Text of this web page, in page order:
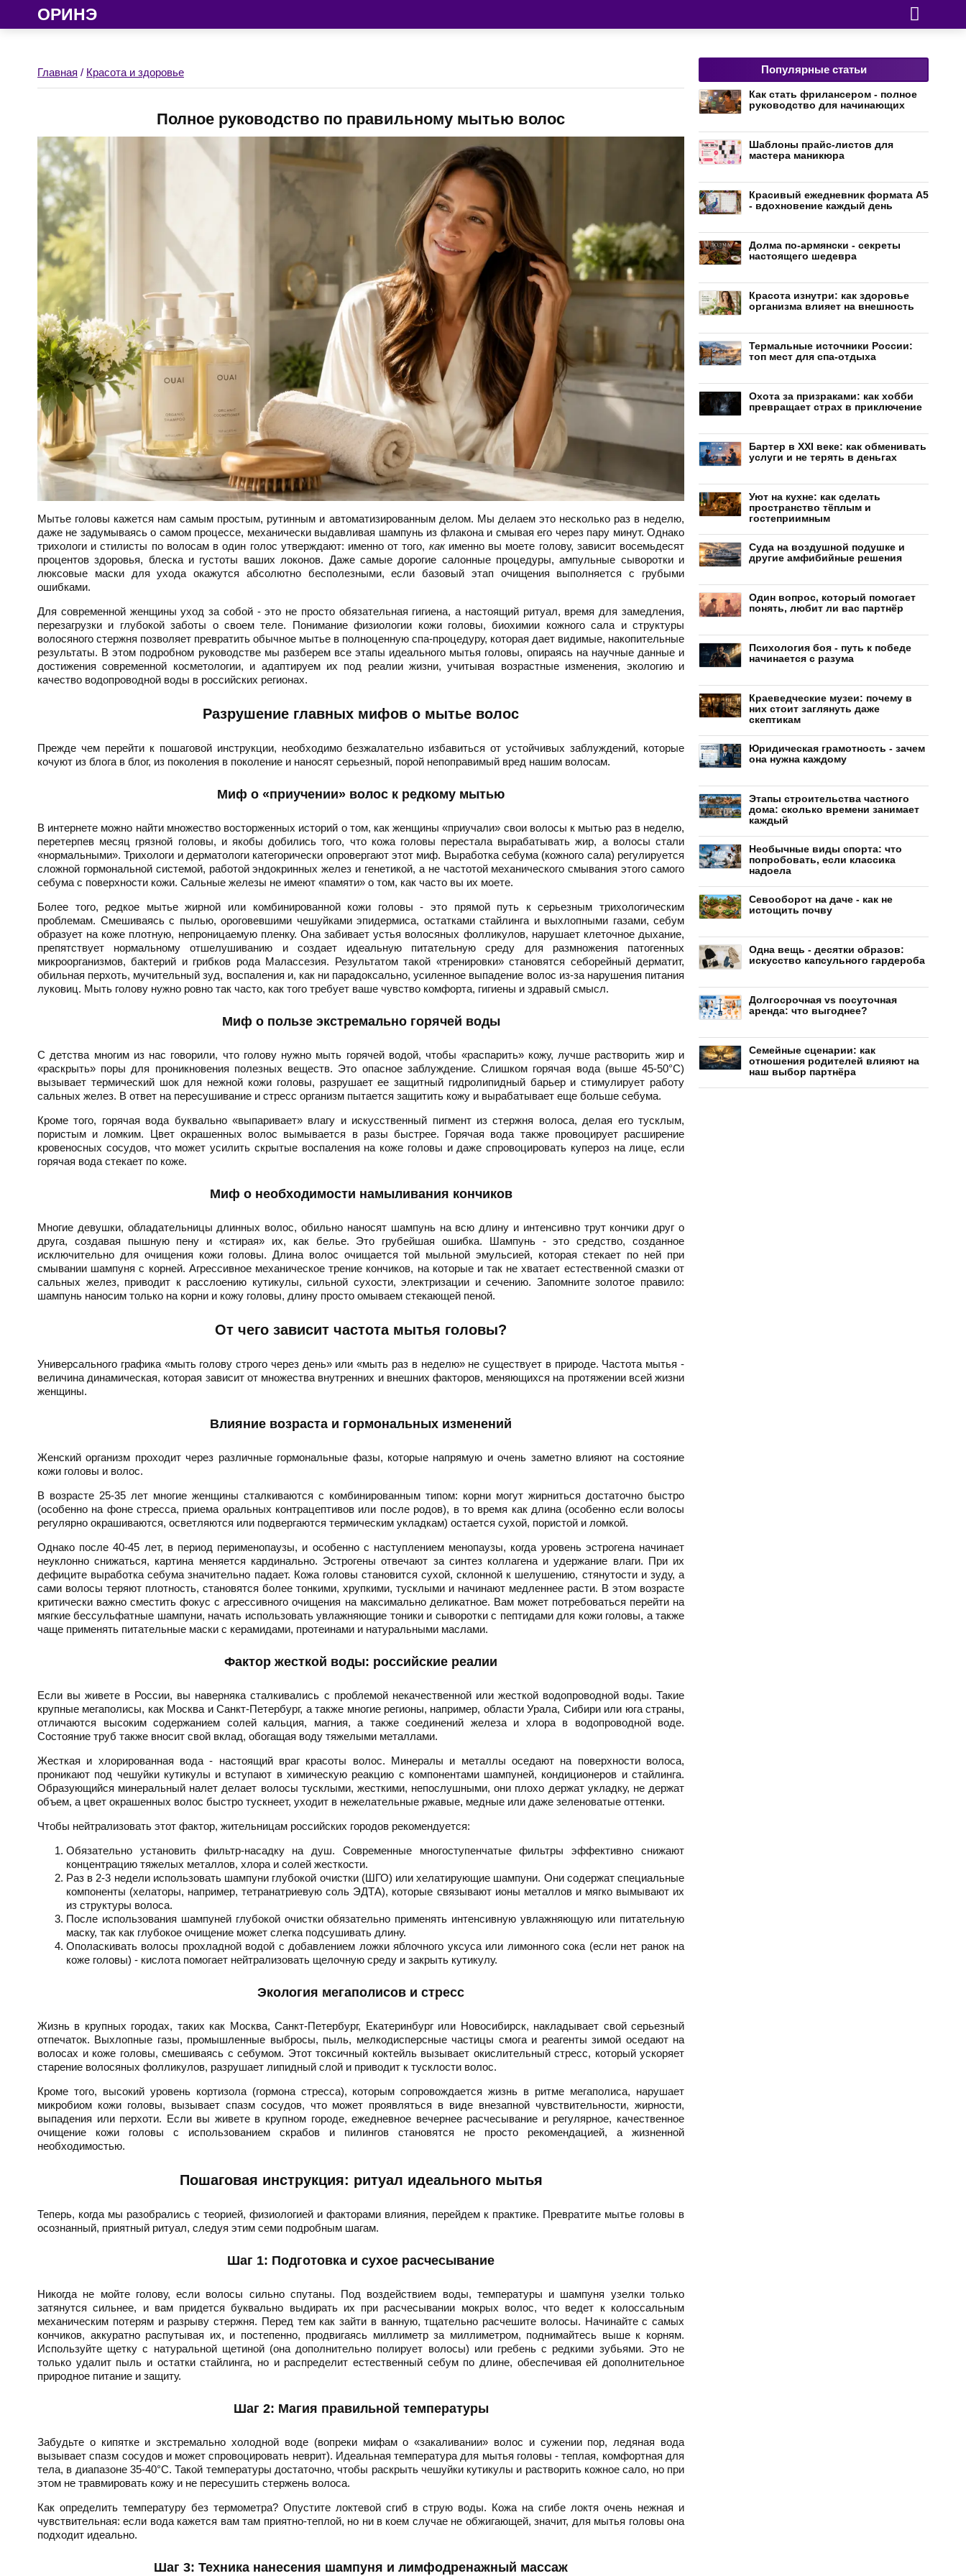
ОРИНЭ
Главная / Красота и здоровье
Полное руководство по правильному мытью волос
Мытье головы кажется нам самым простым, рутинным и автоматизированным делом. Мы делаем это несколько раз в неделю,
даже не задумываясь о самом процессе, механически выдавливая шампунь из флакона и смывая его через пару минут. Однако
трихологи и стилисты по волосам в один голос утверждают: именно от того, какименно вы моете голову, зависит восемьдесят
процентов здоровья, блеска и густоты ваших локонов. Даже самые дорогие салонные процедуры, ампульные сыворотки и
люксовые маски для ухода окажутся абсолютно бесполезными, если базовый этап очищения выполняется с грубыми
ошибками.
Для современной женщины уход за собой - это не просто обязательная гигиена, а настоящий ритуал, время для замедления,
перезагрузки и глубокой заботы о своем теле. Понимание физиологии кожи головы, биохимии кожного сала и структуры
волосяного стержня позволяет превратить обычное мытье в полноценную спа-процедуру, которая дает видимые, накопительные
результаты. В этом подробном руководстве мы разберем все этапы идеального мытья головы, опираясь на научные данные и
достижения современной косметологии, и адаптируем их под реалии жизни, учитывая возрастные изменения, экологию и
качество водопроводной воды в российских регионах.
Разрушение главных мифов о мытье волос
Прежде чем перейти к пошаговой инструкции, необходимо безжалательно избавиться от устойчивых заблуждений, которые
кочуют из блога в блог, из поколения в поколение и наносят серьезный, порой непоправимый вред нашим волосам.
Миф о «приучении» волос к редкому мытью
В интернете можно найти множество восторженных историй о том, как женщины «приучали» свои волосы к мытью раз в неделю,
перетерпев месяц грязной головы, и якобы добились того, что кожа головы перестала вырабатывать жир, а волосы стали
«нормальными». Трихологи и дерматологи категорически опровергают этот миф. Выработка себума (кожного сала) регулируется
сложной гормональной системой, работой эндокринных желез и генетикой, а не частотой механического смывания этого самого
себума с поверхности кожи. Сальные железы не имеют «памяти» о том, как часто вы их моете.
Более того, редкое мытье жирной или комбинированной кожи головы - это прямой путь к серьезным трихологическим
проблемам. Смешиваясь с пылью, ороговевшими чешуйками эпидермиса, остатками стайлинга и выхлопными газами, себум
образует на коже плотную, непроницаемую пленку. Она забивает устья волосяных фолликулов, нарушает клеточное дыхание,
препятствует нормальному отшелушиванию и создает идеальную питательную среду для размножения патогенных
микроорганизмов, бактерий и грибков рода Малассезия. Результатом такой «тренировки» становятся себорейный дерматит,
обильная перхоть, мучительный зуд, воспаления и, как ни парадоксально, усиленное выпадение волос из-за нарушения питания
луковиц. Мыть голову нужно ровно так часто, как того требует ваше чувство комфорта, гигиены и здравый смысл.
Миф о пользе экстремально горячей воды
С детства многим из нас говорили, что голову нужно мыть горячей водой, чтобы «распарить» кожу, лучше растворить жир и
«раскрыть» поры для проникновения полезных веществ. Это опасное заблуждение. Слишком горячая вода (выше 45-50°C)
вызывает термический шок для нежной кожи головы, разрушает ее защитный гидролипидный барьер и стимулирует работу
сальных желез. В ответ на пересушивание и стресс организм пытается защитить кожу и вырабатывает еще больше себума.
Кроме того, горячая вода буквально «выпаривает» влагу и искусственный пигмент из стержня волоса, делая его тусклым,
пористым и ломким. Цвет окрашенных волос вымывается в разы быстрее. Горячая вода также провоцирует расширение
кровеносных сосудов, что может усилить скрытые воспаления на коже головы и даже спровоцировать купероз на лице, если
горячая вода стекает по коже.
Миф о необходимости намыливания кончиков
Многие девушки, обладательницы длинных волос, обильно наносят шампунь на всю длину и интенсивно трут кончики друг о
друга, создавая пышную пену и «стирая» их, как белье. Это грубейшая ошибка. Шампунь - это средство, созданное
исключительно для очищения кожи головы. Длина волос очищается той мыльной эмульсией, которая стекает по ней при
смывании шампуня с корней. Агрессивное механическое трение кончиков, на которые и так не хватает естественной смазки от
сальных желез, приводит к расслоению кутикулы, сильной сухости, электризации и сечению. Запомните золотое правило:
шампунь наносим только на корни и кожу головы, длину просто омываем стекающей пеной.
От чего зависит частота мытья головы?
Универсального графика «мыть голову строго через день» или «мыть раз в неделю» не существует в природе. Частота мытья -
величина динамическая, которая зависит от множества внутренних и внешних факторов, меняющихся на протяжении всей жизни
женщины.
Влияние возраста и гормональных изменений
Женский организм проходит через различные гормональные фазы, которые напрямую и очень заметно влияют на состояние
кожи головы и волос.
В возрасте 25-35 лет многие женщины сталкиваются с комбинированным типом: корни могут жирниться достаточно быстро
(особенно на фоне стресса, приема оральных контрацептивов или после родов), в то время как длина (особенно если волосы
регулярно окрашиваются, осветляются или подвергаются термическим укладкам) остается сухой, пористой и ломкой.
Однако после 40-45 лет, в период перименопаузы, и особенно с наступлением менопаузы, когда уровень эстрогена начинает
неуклонно снижаться, картина меняется кардинально. Эстрогены отвечают за синтез коллагена и удержание влаги. При их
дефиците выработка себума значительно падает. Кожа головы становится сухой, склонной к шелушению, стянутости и зуду, а
сами волосы теряют плотность, становятся более тонкими, хрупкими, тусклыми и начинают медленнее расти. В этом возрасте
критически важно сместить фокус с агрессивного очищения на максимально деликатное. Вам может потребоваться перейти на
мягкие бессульфатные шампуни, начать использовать увлажняющие тоники и сыворотки с пептидами для кожи головы, а также
чаще применять питательные маски с керамидами, протеинами и натуральными маслами.
Фактор жесткой воды: российские реалии
Если вы живете в России, вы наверняка сталкивались с проблемой некачественной или жесткой водопроводной воды. Такие
крупные мегаполисы, как Москва и Санкт-Петербург, а также многие регионы, например, области Урала, Сибири или юга страны,
отличаются высоким содержанием солей кальция, магния, а также соединений железа и хлора в водопроводной воде.
Состояние труб также вносит свой вклад, обогащая воду тяжелыми металлами.
Жесткая и хлорированная вода - настоящий враг красоты волос. Минералы и металлы оседают на поверхности волоса,
проникают под чешуйки кутикулы и вступают в химическую реакцию с компонентами шампуней, кондиционеров и стайлинга.
Образующийся минеральный налет делает волосы тусклыми, жесткими, непослушными, они плохо держат укладку, не держат
объем, а цвет окрашенных волос быстро тускнеет, уходит в нежелательные ржавые, медные или даже зеленоватые оттенки.
Чтобы нейтрализовать этот фактор, жительницам российских городов рекомендуется:
Обязательно установить фильтр-насадку на душ. Современные многоступенчатые фильтры эффективно снижают
концентрацию тяжелых металлов, хлора и солей жесткости.
Раз в 2-3 недели использовать шампуни глубокой очистки (ШГО) или хелатирующие шампуни. Они содержат специальные
компоненты (хелаторы, например, тетранатриевую соль ЭДТА), которые связывают ионы металлов и мягко вымывают их
из структуры волоса.
После использования шампуней глубокой очистки обязательно применять интенсивную увлажняющую или питательную
маску, так как глубокое очищение может слегка подсушивать длину.
Ополаскивать волосы прохладной водой с добавлением ложки яблочного уксуса или лимонного сока (если нет ранок на
коже головы) - кислота помогает нейтрализовать щелочную среду и закрыть кутикулу.
Экология мегаполисов и стресс
Жизнь в крупных городах, таких как Москва, Санкт-Петербург, Екатеринбург или Новосибирск, накладывает свой серьезный
отпечаток. Выхлопные газы, промышленные выбросы, пыль, мелкодисперсные частицы смога и реагенты зимой оседают на
волосах и коже головы, смешиваясь с себумом. Этот токсичный коктейль вызывает окислительный стресс, который ускоряет
старение волосяных фолликулов, разрушает липидный слой и приводит к тусклости волос.
Кроме того, высокий уровень кортизола (гормона стресса), которым сопровождается жизнь в ритме мегаполиса, нарушает
микробиом кожи головы, вызывает спазм сосудов, что может проявляться в виде внезапной чувствительности, жирности,
выпадения или перхоти. Если вы живете в крупном городе, ежедневное вечернее расчесывание и регулярное, качественное
очищение кожи головы с использованием скрабов и пилингов становятся не просто рекомендацией, а жизненной
необходимостью.
Пошаговая инструкция: ритуал идеального мытья
Теперь, когда мы разобрались с теорией, физиологией и факторами влияния, перейдем к практике. Превратите мытье головы в
осознанный, приятный ритуал, следуя этим семи подробным шагам.
Шаг 1: Подготовка и сухое расчесывание
Никогда не мойте голову, если волосы сильно спутаны. Под воздействием воды, температуры и шампуня узелки только
затянутся сильнее, и вам придется буквально выдирать их при расчесывании мокрых волос, что ведет к колоссальным
механическим потерям и разрыву стержня. Перед тем как зайти в ванную, тщательно расчешите волосы. Начинайте с самых
кончиков, аккуратно распутывая их, и постепенно, продвигаясь миллиметр за миллиметром, поднимайтесь выше к корням.
Используйте щетку с натуральной щетиной (она дополнительно полирует волосы) или гребень с редкими зубьями. Это не
только удалит пыль и остатки стайлинга, но и распределит естественный себум по длине, обеспечивая ей дополнительное
природное питание и защиту.
Шаг 2: Магия правильной температуры
Забудьте о кипятке и экстремально холодной воде (вопреки мифам о «закаливании» волос и сужении пор, ледяная вода
вызывает спазм сосудов и может спровоцировать неврит). Идеальная температура для мытья головы - теплая, комфортная для
тела, в диапазоне 35-40°C. Такой температуры достаточно, чтобы раскрыть чешуйки кутикулы и растворить кожное сало, но при
этом не травмировать кожу и не пересушить стержень волоса.
Как определить температуру без термометра? Опустите локтевой сгиб в струю воды. Кожа на сгибе локтя очень нежная и
чувствительная: если вода кажется вам там приятно-теплой, но ни в коем случае не обжигающей, значит, для мытья головы она
подходит идеально.
Шаг 3: Техника нанесения шампуня и лимфодренажный массаж
Популярные статьи
Как стать фрилансером - полное
руководство для начинающих
Шаблоны прайс-листов для
мастера маникюра
Красивый ежедневник формата А5
- вдохновение каждый день
Долма по-армянски - секреты
настоящего шедевра
Красота изнутри: как здоровье
организма влияет на внешность
Термальные источники России:
топ мест для спа-отдыха
Охота за призраками: как хобби
превращает страх в приключение
Бартер в XXI веке: как обменивать
услуги и не терять в деньгах
Уют на кухне: как сделать
пространство тёплым и
гостеприимным
Суда на воздушной подушке и
другие амфибийные решения
Один вопрос, который помогает
понять, любит ли вас партнёр
Психология боя - путь к победе
начинается с разума
Краеведческие музеи: почему в
них стоит заглянуть даже
скептикам
Юридическая грамотность - зачем
она нужна каждому
Этапы строительства частного
дома: сколько времени занимает
каждый
Необычные виды спорта: что
попробовать, если классика
надоела
Севооборот на даче - как не
истощить почву
Одна вещь - десятки образов:
искусство капсульного гардероба
Долгосрочная vs посуточная
аренда: что выгоднее?
Семейные сценарии: как
отношения родителей влияют на
наш выбор партнёра